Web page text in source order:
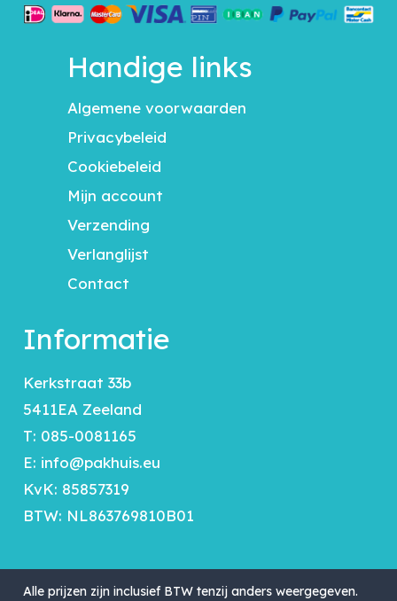
Handige links
Algemene voorwaarden
Privacybeleid
Cookiebeleid
Mijn account
Verzending
Verlanglijst
Contact
Informatie
Kerkstraat 33b
5411EA Zeeland
T: 085-0081165
E: info@pakhuis.eu
KvK: 85857319
BTW: NL863769810B01
Alle prijzen zijn inclusief BTW tenzij anders weergegeven.